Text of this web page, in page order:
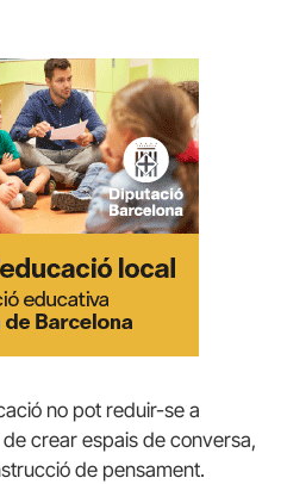
no pot reduir-se a
crear espais de conversa,
de pensament.